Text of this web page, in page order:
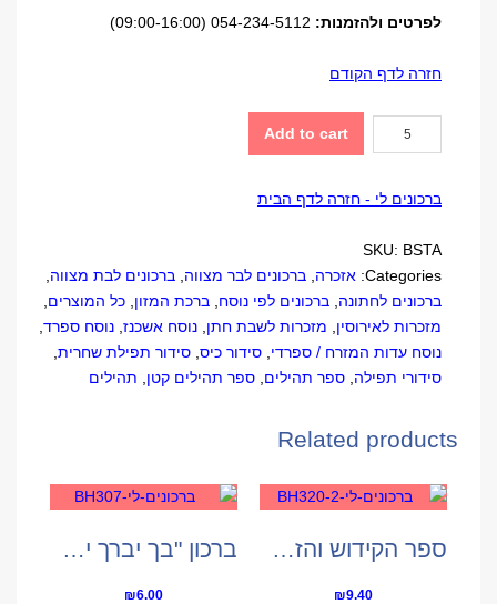
לפרטים ולהזמנות:054-234-5112 (09:00-16:00)
חזרה לדף הקודם
תפילה
quantity
Add to cart
ברכונים לי - חזרה לדף הבית
SKU:BSTA
Categories: אזכרה,ברכונים לבר מצווה,ברכונים לבת מצווה,
ברכונים לחתונה,ברכונים לפי נוסח,ברכת המזון ,כל המוצרים,
מזכרות לאירוסין,מזכרות לשבת חתן, נוסח אשכנז,נוסח ספרד ,
נוסח עדות המזרח / ספרדי,סידור כיס,סידור תפילת שחרית,
סידורי תפילה,ספר תהילים,ספר תהילים קטן, תהילים
Related products
ספר הקידוש והזמירות
₪
ברכון "בך יברך ישראל"
₪